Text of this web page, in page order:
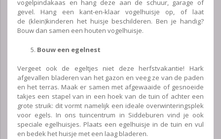
vogelpindakaas en hang deze aan de schuur, garage of
gevel. Hang een kant-en-klaar vogelhuisje op, of laat
de (klein)kinderen het huisje beschilderen. Ben je handig?
Bouw dan samen een houten vogelhuisje.
Bouw een egelnest
Vergeet ook de egeltjes niet deze herfstvakantie! Hark
afgevallen bladeren van het gazon en veeg ze van de paden
en het terras. Maak er samen met afgewaaide of gesnoeide
takjes een stapel van in een hoek van de tuin of achter een
grote struik: dit vormt namelijk een ideale overwinteringsplek
voor egels. In ons tuincentrum in Siddeburen vind je ook
speciale egelhuisjes. Plaats een egelhuisje in de tuin en vul
en bedek het huisje met een laag bladeren.